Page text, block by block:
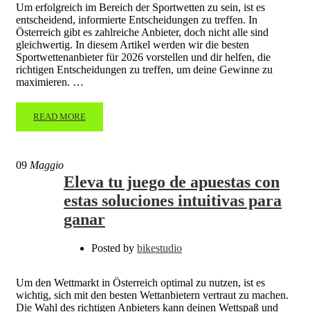
Um erfolgreich im Bereich der Sportwetten zu sein, ist es
entscheidend, informierte Entscheidungen zu treffen. In
Österreich gibt es zahlreiche Anbieter, doch nicht alle sind
gleichwertig. In diesem Artikel werden wir die besten
Sportwettenanbieter für 2026 vorstellen und dir helfen, die
richtigen Entscheidungen zu treffen, um deine Gewinne zu
maximieren. …
READ MORE
09 Maggio
Eleva tu juego de apuestas con
estas soluciones intuitivas para
ganar
Posted by bikestudio
Um den Wettmarkt in Österreich optimal zu nutzen, ist es
wichtig, sich mit den besten Wettanbietern vertraut zu machen.
Die Wahl des richtigen Anbieters kann deinen Wettspaß und